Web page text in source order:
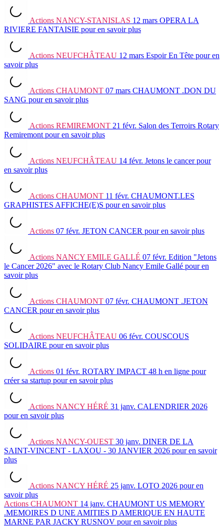
Actions NANCY-STANISLAS 12 mars OPERA LA
RIVIERE FANTAISIE pour en savoir plus
Actions NEUFCHÂTEAU 12 mars Espoir En Tête pour en
savoir plus
Actions CHAUMONT 07 mars CHAUMONT .DON DU
SANG pour en savoir plus
Actions REMIREMONT 21 févr. Salon des Terroirs Rotary
Remiremont pour en savoir plus
Actions NEUFCHÂTEAU 14 févr. Jetons le cancer pour
en savoir plus
Actions CHAUMONT 11 févr. CHAUMONT.LES
GRAPHISTES AFFICHE(E)S pour en savoir plus
Actions 07 févr. JETON CANCER pour en savoir plus
Actions NANCY EMILE GALLÉ 07 févr. Edition "Jetons
le Cancer 2026" avec le Rotary Club Nancy Emile Gallé pour en
savoir plus
Actions CHAUMONT 07 févr. CHAUMONT .JETON
CANCER pour en savoir plus
Actions NEUFCHÂTEAU 06 févr. COUSCOUS
SOLIDAIRE pour en savoir plus
Actions 01 févr. ROTARY IMPACT 48 h en ligne pour
créer sa startup pour en savoir plus
Actions NANCY HÉRÉ 31 janv. CALENDRIER 2026
pour en savoir plus
Actions NANCY-OUEST 30 janv. DINER DE LA
SAINT-VINCENT - LAXOU - 30 JANVIER 2026 pour en savoir
plus
Actions NANCY HÉRÉ 25 janv. LOTO 2026 pour en
savoir plus
Actions CHAUMONT 14 janv. CHAUMONT US MEMORY
.MEMOIRES D UNE AMITIES D AMERIQUE EN HAUTE
MARNE PAR JACKY RUSNOV pour en savoir plus